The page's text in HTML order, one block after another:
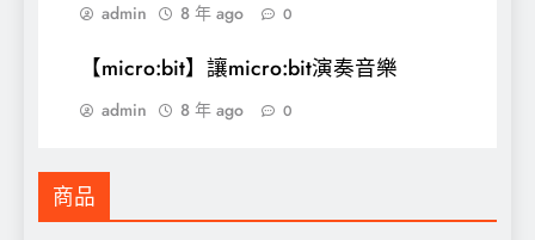
admin 8 年 ago 0
【micro:bit】讓micro:bit演奏音樂
admin 8 年 ago 0
商品